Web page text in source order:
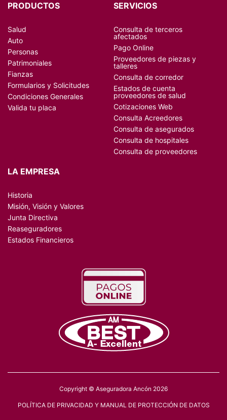
PRODUCTOS
Salud
Auto
Personas
Patrimoniales
Fianzas
Formularios y Solicitudes
Condiciones Generales
Valida tu placa
SERVICIOS
Consulta de terceros
afectados
Pago Online
Proveedores de piezas y
talleres
Consulta de corredor
Estados de cuenta
proveedores de salud
Cotizaciones Web
Consulta Acreedores
Consulta de asegurados
Consulta de hospitales
Consulta de proveedores
LA EMPRESA
Historia
Misión, Visión y Valores
Junta Directiva
Reaseguradores
Estados Financieros
Copyright © Aseguradora Ancón 2026
POLÍTICA DE PRIVACIDAD Y MANUAL DE PROTECCIÓN DE DATOS